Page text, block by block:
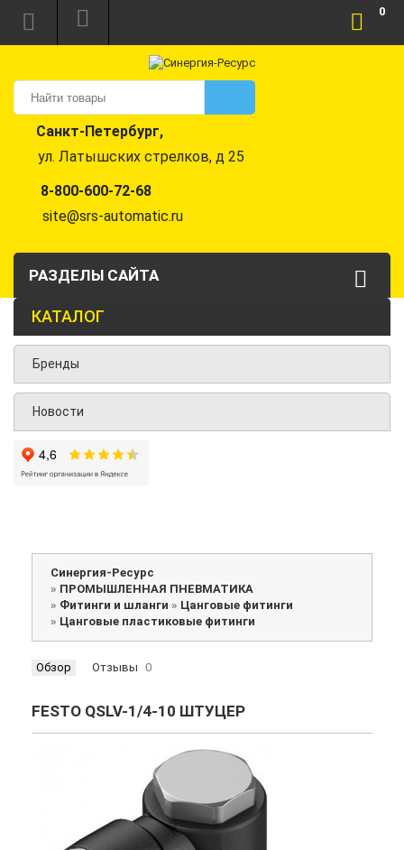
Санкт-Петербург,
ул. Латышских стрелков, д 25
8-800-600-72-68
site@srs-automatic.ru
0
РАЗДЕЛЫ САЙТА
КАТАЛОГ
Бренды
Новости
Синергия-Ресурс
» ПРОМЫШЛЕННАЯ ПНЕВМАТИКА
» Фитинги и шланги » Цанговые фитинги
» Цанговые пластиковые фитинги
Обзор Отзывы 0
FESTO QSLV-1/4-10 ШТУЦЕР